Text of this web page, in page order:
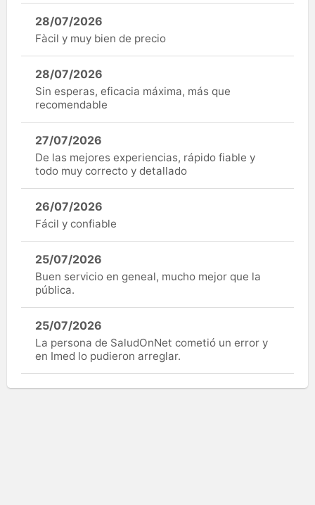
28/07/2026
Fàcil y muy bien de precio
28/07/2026
Sin esperas, eficacia máxima, más que
recomendable
27/07/2026
De las mejores experiencias, rápido fiable y
todo muy correcto y detallado
26/07/2026
Fácil y confiable
25/07/2026
Buen servicio en geneal, mucho mejor que la
pública.
25/07/2026
La persona de SaludOnNet cometió un error y
en Imed lo pudieron arreglar.